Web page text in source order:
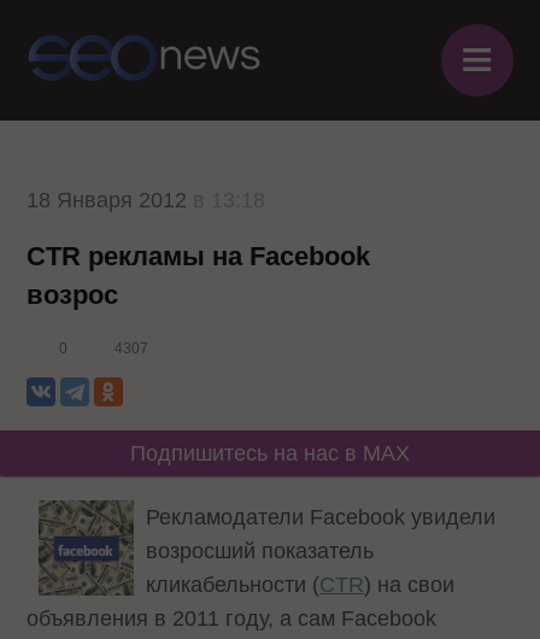
≡
18 Января 2012
CTR рекламы на Facebook
возрос
0 4307
Подпишитесь на нас в MAX
Рекламодатели Facebook увидели
возросший показатель
кликабельности (CTR) на свои
объявления в 2011 году, а сам Facebook